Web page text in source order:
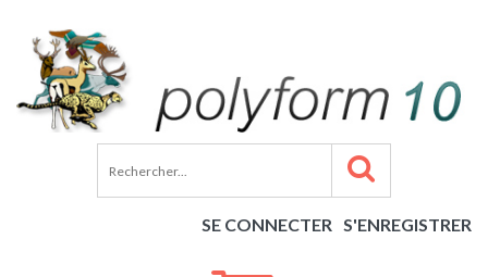
SE CONNECTER S'ENREGISTRER